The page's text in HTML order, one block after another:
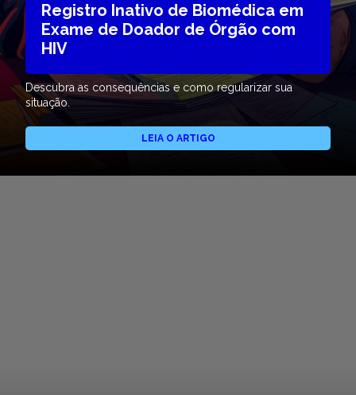
Registro Inativo de Biomédica em
Exame de Doador de Órgão com
HIV
Descubra as consequências e como regularizar sua
situação.
LEIA O ARTIGO